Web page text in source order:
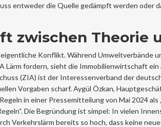
entweder die Quelle gedämpft werden oder
zwischen Theorie
Konflikt. Während Umweltverbände
Lärm fordern, sieht die Immobilienwirtschaft
(ZIA) ist der Interessenverband der
Vorgaben scharf. Aygül Özkan,
in einer Pressemitteilung von Mai 2024 als
Die Begründung ist simpel: In vielen
Verkehrslärm bereits so hoch, dass keine